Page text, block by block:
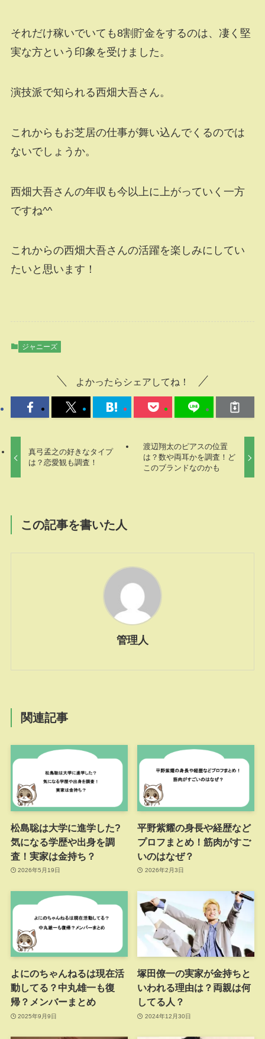
それだけ稼いでいても8割貯金をするのは、凄く堅
実な方という印象を受けました。
演技派で知られる西畑大吾さん。
これからもお芝居の仕事が舞い込んでくるのでは
ないでしょうか。
西畑大吾さんの年収も今以上に上がっていく一方
ですね^^
これからの西畑大吾さんの活躍を楽しみにしてい
たいと思います！
ジャニーズ
よかったらシェアしてね！
真弓孟之の好きなタイプ
は？恋愛観も調査！
渡辺翔太のピアスの位置
は？数や両耳かを調査！ど
このブランドなのかも
この記事を書いた人
管理人
関連記事
松島聡は大学に進学した?
気になる学歴や出身を調
査！実家は金持ち？
2026年5月19日
平野紫耀の身長や経歴など
プロフまとめ！筋肉がすご
いのはなぜ？
2026年2月3日
よにのちゃんねるは現在活
動してる？中丸雄一も復
帰？メンバーまとめ
2025年9月9日
塚田僚一の実家が金持ちと
いわれる理由は？両親は何
してる人？
2024年12月30日